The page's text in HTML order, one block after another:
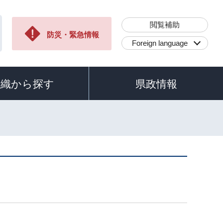
防災・緊急情報
閲覧補助
Foreign language
から探す 県政情報